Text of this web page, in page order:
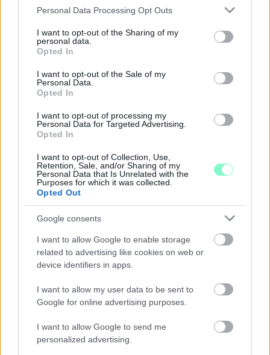
Please note that this website/app uses one or more Google
not limited to your visit or usage behaviour. You may click to
grant or deny consent to Google and its third-party tags to
use your data for below specified purposes in below Google
consent section.
Personal Data Processing Opt Outs
I want to opt-out of the Sharing of my
personal data.
Opted In
I want to opt-out of the Sale of my
Personal Data.
Opted In
I want to opt-out of processing my
Personal Data for Targeted Advertising.
Opted In
I want to opt-out of Collection, Use,
Retention, Sale, and/or Sharing of my
Personal Data that Is Unrelated with the
Purposes for which it was collected.
Opted Out
Google consents
I want to allow Google to enable storage
related to advertising like cookies on web or
device identifiers in apps.
I want to allow my user data to be sent to
Google for online advertising purposes.
I want to allow Google to send me
personalized advertising.
A RÓMAIAKTÓL AZ AGYAGKATONÁKIG –
TÁRLATVEZETÉSEK, WORKSHOP ÉS
GYŐRI RÓMER MÚZEUMBAN
Ingyenes programokkal és különleges kiállításokkal készülnek a
– Kőtár is díjmentesen látogatható.